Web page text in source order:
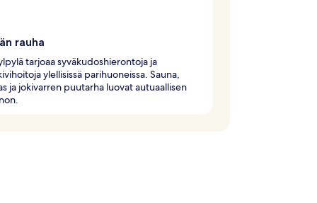
rauha
tarjoaa syväkudoshierontoja ja
ylellisissä parihuoneissa. Sauna,
ja jokivarren puutarha luovat autuaallisen